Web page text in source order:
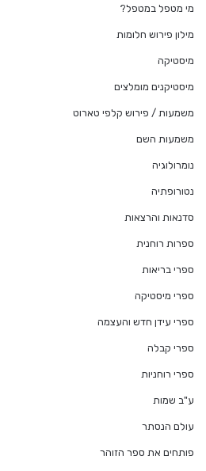
מי מטפל במטפל?
מילון פירוש חלומות
מיסטיקה
מיסטיקנים מומלצים
משמעות / פירוש קלפי טארוט
משמעות השם
נומרולוגיה
נטורופתיה
סדנאות והרצאות
ספרות רוחנית
ספרי בריאות
ספרי מיסטיקה
ספרי עידן חדש והעצמה
ספרי קבלה
ספרי רוחניות
ע"ב שמות
עולם הנסתר
פותחים את ספר הזוהר